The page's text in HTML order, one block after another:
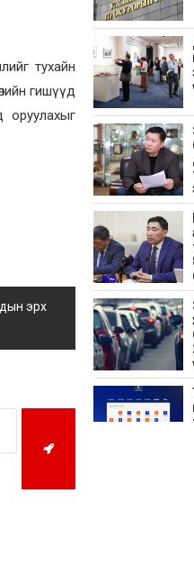
тухайн
гишүүд
оруулахыг
эрх